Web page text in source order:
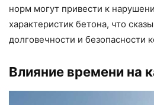
норм могут привести к
характеристик бетона, что
долговечности и безопасности
Влияние времени на